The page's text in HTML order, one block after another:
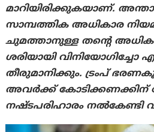
മാറിയിരിക്കുകയാണ്.
സാമ്പത്തിക അധികാര
ചുമത്താനുള്ള തന്റെ
ശരിയായി വിനിയോഗിച്ചോ
തീരുമാനിക്കും. ട്രംപ്
അവർക്ക്
നഷ്ടപരിഹാരം നൽകേണ്ടി